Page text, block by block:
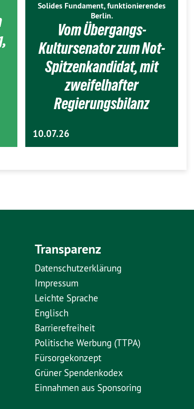
Solides Fundament, funktionierendes
Berlin.
Vom Übergangs-
Kultursenator zum Not-
Spitzenkandidat, mit
zweifelhafter
Regierungsbilanz
10.07.26
Transparenz
Datenschutzerklärung
Impressum
Leichte Sprache
Englisch
Barrierefreiheit
Politische Werbung (TTPA)
Fürsorgekonzept
Grüner Spendenkodex
Einnahmen aus Sponsoring